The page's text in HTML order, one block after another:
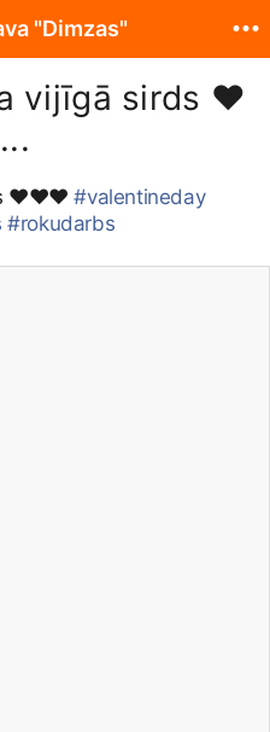
vijīgā sirds ❤️
...
❤️❤️❤️#valentineday
#rokudarbs
"Dimzas"